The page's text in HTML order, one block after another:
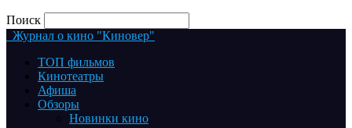
Поиск
Журнал о кино "Киновер"
ТОП фильмов
Кинотеатры
Афиша
Обзоры
Новинки кино